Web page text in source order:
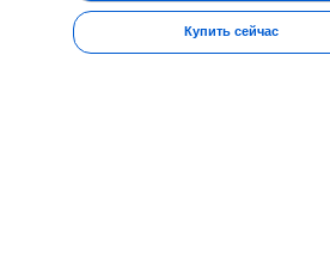
Купить сейчас